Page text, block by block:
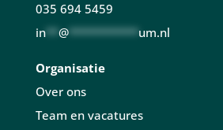
035 694 5459
in** @*********** um.nl
Organisatie
Over ons
Team en vacatures